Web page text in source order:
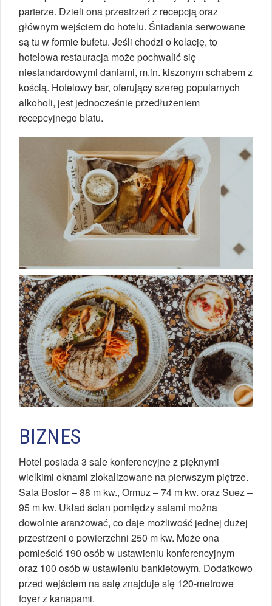
parterze. Dzieli ona przestrzeń z recepcją oraz
głównym wejściem do hotelu. Śniadania serwowane
są tu w formie bufetu. Jeśli chodzi o kolację, to
hotelowa restauracja może pochwalić się
niestandardowymi daniami, m.in. kiszonym schabem z
kością. Hotelowy bar, oferujący szereg popularnych
alkoholi, jest jednocześnie przedłużeniem
recepcyjnego blatu.
BIZNES
Hotel posiada 3 sale konferencyjne z pięknymi
wielkimi oknami zlokalizowane na pierwszym piętrze.
Sala Bosfor – 88 m kw., Ormuz – 74 m kw. oraz Suez –
95 m kw. Układ ścian pomiędzy salami można
dowolnie aranżować, co daje możliwość jednej dużej
przestrzeni o powierzchni 250 m kw. Może ona
pomieścić 190 osób w ustawieniu konferencyjnym
oraz 100 osób w ustawieniu bankietowym. Dodatkowo
przed wejściem na salę znajduje się 120-metrowe
foyer z kanapami.